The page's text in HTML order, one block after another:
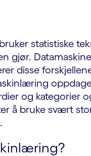
statistiske
gjør.
disse
og kategorier
å bruke svært